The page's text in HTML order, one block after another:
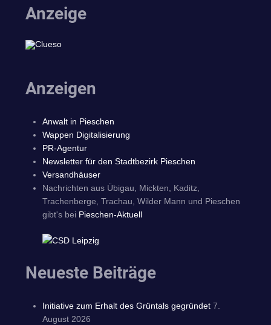
Anzeige
Anzeigen
Anwalt in Pieschen
Wappen Digitalisierung
PR-Agentur
Newsletter für den Stadtbezirk Pieschen
Versandhäuser
Nachrichten aus Übigau, Mickten, Kaditz,
Trachenberge, Trachau, Wilder Mann und Pieschen
gibt's bei Pieschen-Aktuell
Neueste Beiträge
Initiative zum Erhalt des Grüntals gegründet 7.
August 2026